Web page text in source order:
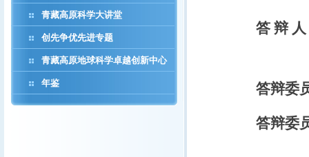
青藏高原科学大讲堂
创先争优先进专题
青藏高原地球科学卓越创新中心
年鉴
答 辩
答辩委
答辩委